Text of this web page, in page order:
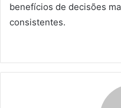
benefícios de decisões
consistentes.